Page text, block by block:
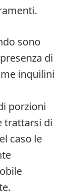
sono
di
inquilini
porzioni
trattarsi di
caso le